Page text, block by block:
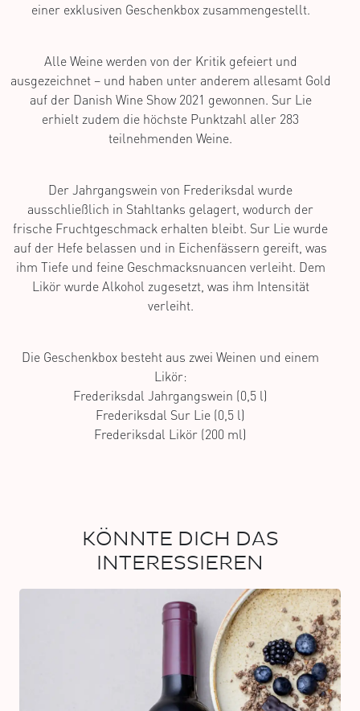
einer exklusiven Geschenkbox zusammengestellt.
Alle Weine werden von der Kritik gefeiert und
ausgezeichnet – und haben unter anderem allesamt Gold
auf der Danish Wine Show 2021 gewonnen. Sur Lie
erhielt zudem die höchste Punktzahl aller 283
teilnehmenden Weine.
Der Jahrgangswein von Frederiksdal wurde
ausschließlich in Stahltanks gelagert, wodurch der
frische Fruchtgeschmack erhalten bleibt. Sur Lie wurde
auf der Hefe belassen und in Eichenfässern gereift, was
ihm Tiefe und feine Geschmacksnuancen verleiht. Dem
Likör wurde Alkohol zugesetzt, was ihm Intensität
verleiht.
Die Geschenkbox besteht aus zwei Weinen und einem
Likör:
Frederiksdal Jahrgangswein (0,5 l)
Frederiksdal Sur Lie (0,5 l)
Frederiksdal Likör (200 ml)
KÖNNTE DICH DAS
INTERESSIEREN